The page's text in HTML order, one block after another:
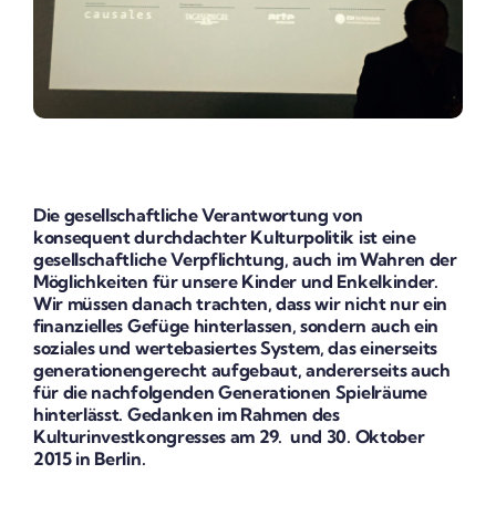
Die gesellschaftliche Verantwortung von
konsequent durchdachter Kulturpolitik ist eine
gesellschaftliche Verpflichtung, auch im Wahren der
Möglichkeiten für unsere Kinder und Enkelkinder.
Wir müssen danach trachten, dass wir nicht nur ein
finanzielles Gefüge hinterlassen, sondern auch ein
soziales und wertebasiertes System, das einerseits
generationengerecht aufgebaut, andererseits auch
für die nachfolgenden Generationen Spielräume
hinterlässt. Gedanken im Rahmen des
Kulturinvestkongresses am 29. und 30. Oktober
2015 in Berlin.